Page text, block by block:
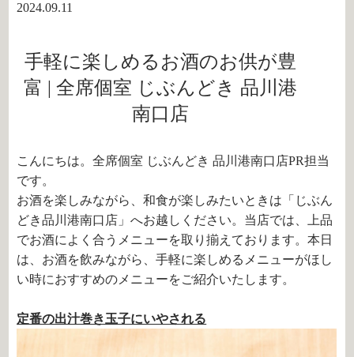
2024.09.11
手軽に楽しめるお酒のお供が豊
富 | 全席個室 じぶんどき 品川港
南口店
こんにちは。全席個室 じぶんどき 品川港南口店PR担当
です。
お酒を楽しみながら、和食が楽しみたいときは「じぶん
どき品川港南口店」へお越しください。当店では、上品
でお酒によく合うメニューを取り揃えております。本日
は、お酒を飲みながら、手軽に楽しめるメニューがほし
い時におすすめのメニューをご紹介いたします。
定番の出汁巻き玉子にいやされる